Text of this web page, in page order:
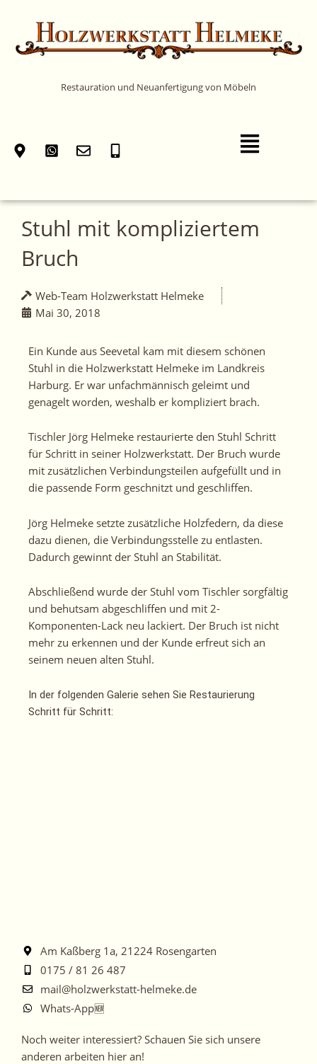
springen
Restauration und Neuanfertigung von Möbeln
Main
Menu
Stuhl mit kompliziertem
Bruch
Web-Team Holzwerkstatt Helmeke
Mai 30, 2018
Ein Kunde aus Seevetal kam mit diesem schönen
Stuhl in die Holzwerkstatt Helmeke im Landkreis
Harburg. Er war unfachmännisch geleimt und
genagelt worden, weshalb er kompliziert brach.
Tischler Jörg Helmeke restaurierte den Stuhl Schritt
für Schritt in seiner Holzwerkstatt. Der Bruch wurde
mit zusätzlichen Verbindungsteilen aufgefüllt und in
die passende Form geschnitzt und geschliffen.
Jörg Helmeke setzte zusätzliche Holzfedern, da diese
dazu dienen, die Verbindungsstelle zu entlasten.
Dadurch gewinnt der Stuhl an Stabilität.
Abschließend wurde der Stuhl vom Tischler sorgfältig
und behutsam abgeschliffen und mit 2-
Komponenten-Lack neu lackiert. Der Bruch ist nicht
mehr zu erkennen und der Kunde erfreut sich an
seinem neuen alten Stuhl.
In der folgenden Galerie sehen Sie Restaurierung
Schritt für Schritt:
Am Kaßberg 1a, 21224 Rosengarten
0175 / 81 26 487
mail@holzwerkstatt-helmeke.de
Whats-App🆕
Noch weiter interessiert? Schauen Sie sich unsere
anderen arbeiten hier an!
Noch
weiter